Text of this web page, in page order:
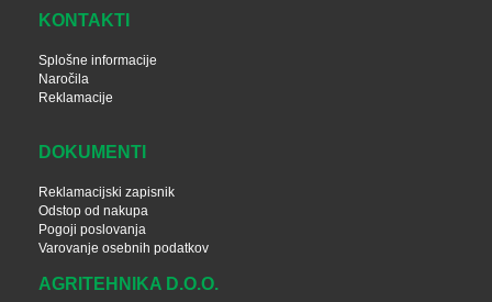
KONTAKTI
Splošne informacije
Naročila
Reklamacije
DOKUMENTI
Reklamacijski zapisnik
Odstop od nakupa
Pogoji poslovanja
Varovanje osebnih podatkov
AGRITEHNIKA D.O.O.